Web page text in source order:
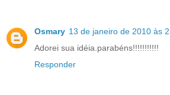
Osmary 13 de janeiro de 2010 às
Adorei sua idéia.parabéns!!!!!!!!!!!
Responder